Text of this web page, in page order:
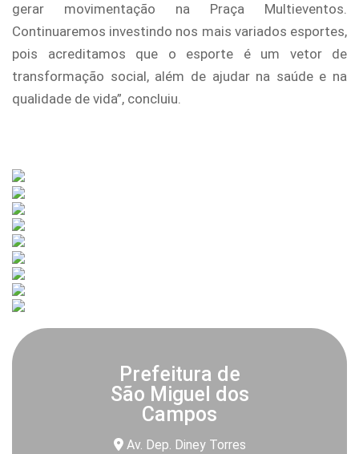
gerar movimentação na Praça Multieventos.
Continuaremos investindo nos mais variados esportes,
pois acreditamos que o esporte é um vetor de
transformação social, além de ajudar na saúde e na
qualidade de vida”, concluiu.
Prefeitura de
São Miguel dos
Campos
Av. Dep. Diney Torres